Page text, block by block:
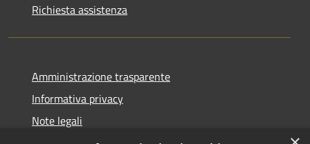
Richiesta assistenza
Amministrazione trasparente
Informativa privacy
Note legali